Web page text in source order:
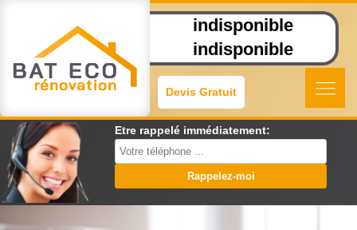
indisponible
indisponible
Devis Gratuit
Etre rappelé immédiatement: